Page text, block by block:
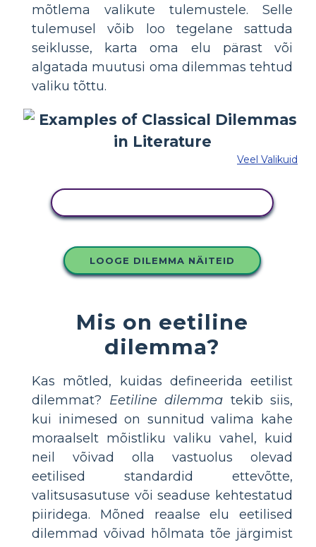
mõtlema valikute tulemustele. Selle
tulemusel võib loo tegelane sattuda
seiklusse, karta oma elu pärast või
algatada muutusi oma dilemmas tehtud
valiku tõttu.
Veel Valikuid
LOOGE DILEMMA NÄITEID
Mis on eetiline
dilemma?
Kas mõtled, kuidas defineerida eetilist
dilemmat? Eetiline dilemma tekib siis,
kui inimesed on sunnitud valima kahe
moraalselt mõistliku valiku vahel, kuid
neil võivad olla vastuolus olevad
eetilised standardid ettevõtte,
valitsusasutuse või seaduse kehtestatud
piiridega. Mõned reaalse elu eetilised
dilemmad võivad hõlmata tõe järgimist